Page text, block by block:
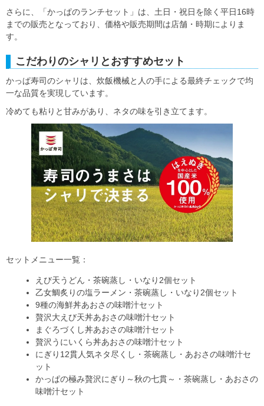
さらに、「かっぱのランチセット」は、土日・祝日を除く平日16時
までの販売となっており、価格や販売期間は店舗・時期によりま
す。
こだわりのシャリとおすすめセット
かっぱ寿司のシャリは、炊飯機械と人の手による最終チェックで均
一な品質を実現しています。
冷めても粘りと甘みがあり、ネタの味を引き立てます。
セットメニュー一覧：
えび天うどん・茶碗蒸し・いなり2個セット
乙女鯛炙りの塩ラーメン・茶碗蒸し・いなり2個セット
9種の海鮮丼あおさの味噌汁セット
贅沢大えび天丼あおさの味噌汁セット
まぐろづくし丼あおさの味噌汁セット
贅沢うにいくら丼あおさの味噌汁セット
にぎり12貫人気ネタ尽くし・茶碗蒸し・あおさの味噌汁セ
ット
かっぱの極み贅沢にぎり～秋の七貫～・茶碗蒸し・あおさの
味噌汁セット